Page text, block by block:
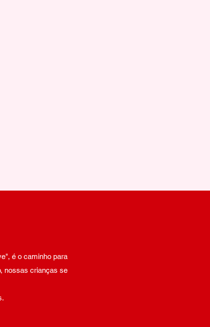
é o caminho para
nossas crianças se